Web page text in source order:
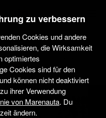
Marina Zadar Tankerkomerc
zu verbessern
Cookies und andere
die Wirksamkeit
optimiertes
Cookies sind für den
können nicht deaktiviert
ihrer Verwendung
von Marenauta. Du
ändern.